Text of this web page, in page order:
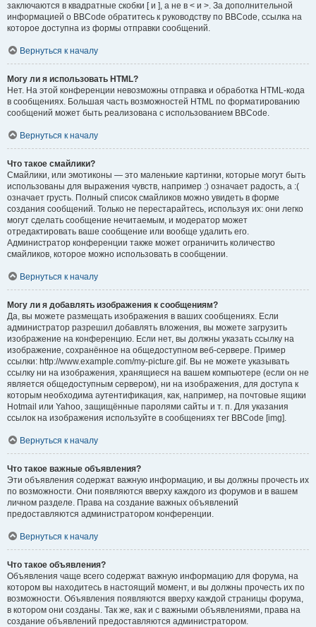
заключаются в квадратные скобки [ и ], а не в < и >. За дополнительной
информацией о BBCode обратитесь к руководству по BBCode, ссылка на
которое доступна из формы отправки сообщений.
Вернуться к началу
Могу ли я использовать HTML?
Нет. На этой конференции невозможны отправка и обработка HTML-кода
в сообщениях. Большая часть возможностей HTML по форматированию
сообщений может быть реализована с использованием BBCode.
Вернуться к началу
Что такое смайлики?
Смайлики, или эмотиконы — это маленькие картинки, которые могут быть
использованы для выражения чувств, например :) означает радость, а :(
означает грусть. Полный список смайликов можно увидеть в форме
создания сообщений. Только не перестарайтесь, используя их: они легко
могут сделать сообщение нечитаемым, и модератор может
отредактировать ваше сообщение или вообще удалить его.
Администратор конференции также может ограничить количество
смайликов, которое можно использовать в сообщении.
Вернуться к началу
Могу ли я добавлять изображения к сообщениям?
Да, вы можете размещать изображения в ваших сообщениях. Если
администратор разрешил добавлять вложения, вы можете загрузить
изображение на конференцию. Если нет, вы должны указать ссылку на
изображение, сохранённое на общедоступном веб-сервере. Пример
ссылки: http://www.example.com/my-picture.gif. Вы не можете указывать
ссылку ни на изображения, хранящиеся на вашем компьютере (если он не
является общедоступным сервером), ни на изображения, для доступа к
которым необходима аутентификация, как, например, на почтовые ящики
Hotmail или Yahoo, защищённые паролями сайты и т. п. Для указания
ссылок на изображения используйте в сообщениях тег BBCode [img].
Вернуться к началу
Что такое важные объявления?
Эти объявления содержат важную информацию, и вы должны прочесть их
по возможности. Они появляются вверху каждого из форумов и в вашем
личном разделе. Права на создание важных объявлений
предоставляются администратором конференции.
Вернуться к началу
Что такое объявления?
Объявления чаще всего содержат важную информацию для форума, на
котором вы находитесь в настоящий момент, и вы должны прочесть их по
возможности. Объявления появляются вверху каждой страницы форума,
в котором они созданы. Так же, как и с важными объявлениями, права на
создание объявлений предоставляются администратором.